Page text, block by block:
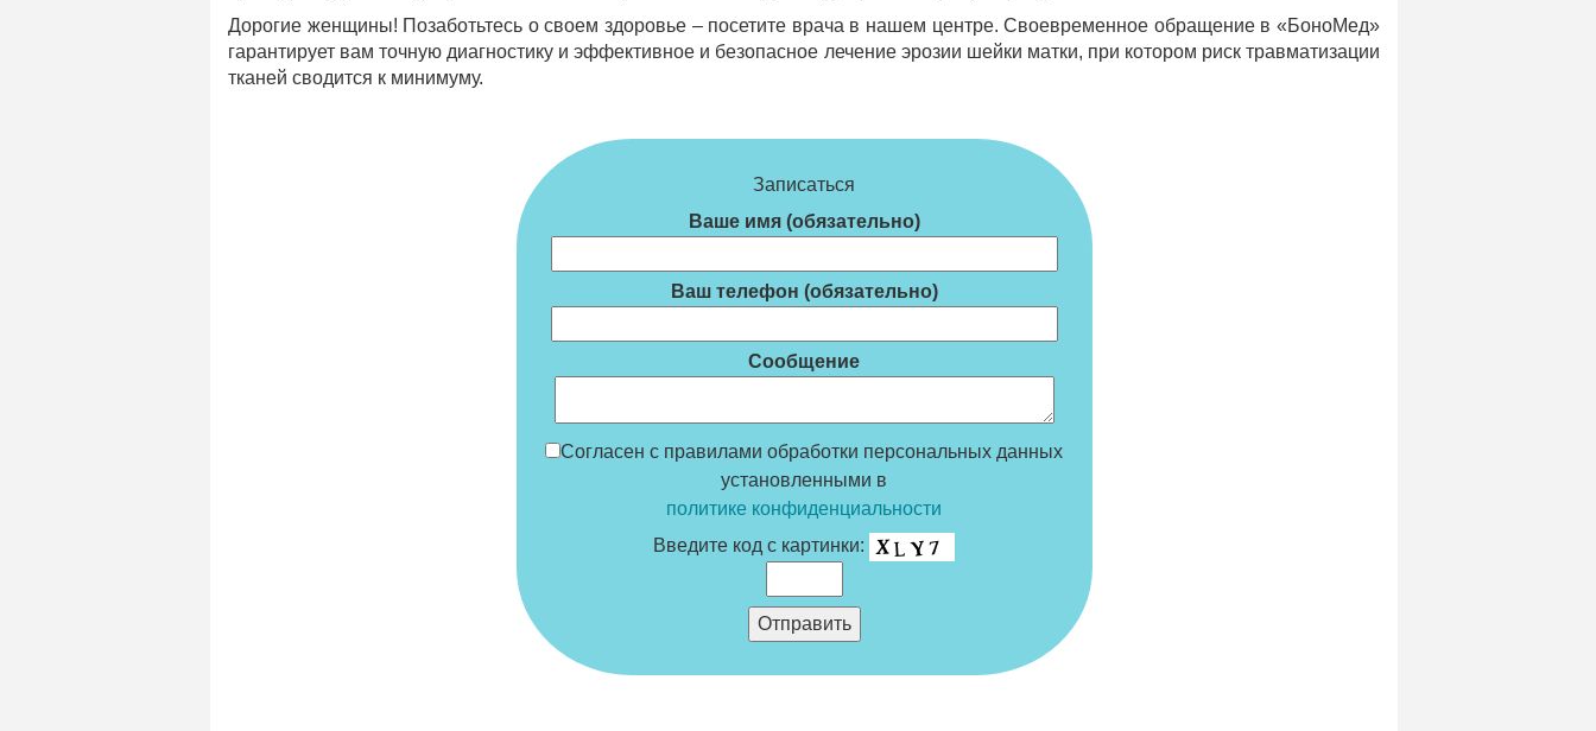
Дорогие женщины! Позаботьтесь о своем здоровье – посетите врача в нашем центре. Своевременное обращение в «БоноМед»
гарантирует вам точную диагностику и эффективное и безопасное лечение эрозии шейки матки, при котором риск травматизации
тканей сводится к минимуму.
Записаться
Ваше имя (обязательно)
Ваш телефон (обязательно)
Сообщение
Согласен с правилами обработки персональных данных
установленными в
политике конфиденциальности
Введите код с картинки: